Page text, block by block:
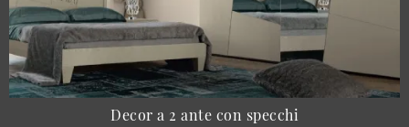
Decor a 2 ante con specchi